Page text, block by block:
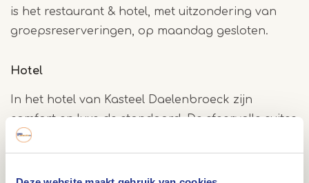
is het restaurant & hotel, met uitzondering van
groepsreserveringen, op maandag gesloten.
Hotel
In het hotel van Kasteel Daelenbroeck zijn
comfort en luxe de standaard. De sfeervolle suites
zijn ruim opgezet en van alle gemakken voorzien.
hotelkamers; van de splitlevel kamers met onder